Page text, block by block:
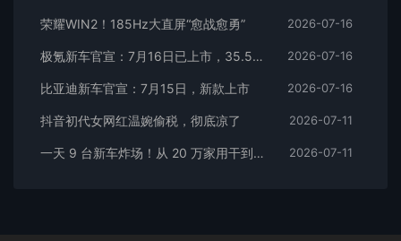
荣耀WIN2！185Hz大直屏“愈战愈勇” 2026-07-16
极氪新车官宣：7月16日已上市，35.5万元起 2026-07-16
比亚迪新车官宣：7月15日，新款上市 2026-07-16
抖音初代女网红温婉偷税，彻底凉了 2026-07-11
一天 9 台新车炸场！从 20 万家用干到千万超跑，全价位全覆盖 2026-07-11